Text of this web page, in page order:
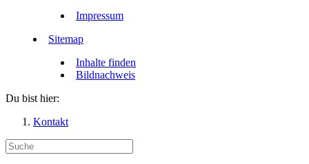
Impressum
Sitemap
Inhalte finden
Bildnachweis
Du bist hier:
Kontakt